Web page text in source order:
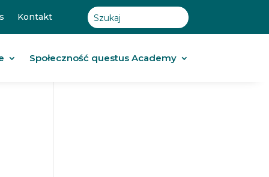
Kontakt
Społeczność questus Academy